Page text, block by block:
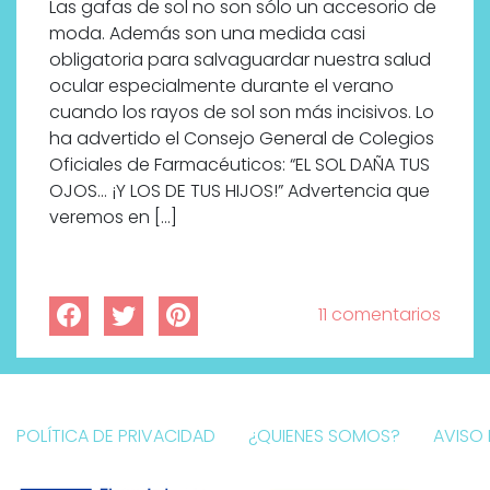
Las gafas de sol no son sólo un accesorio de
moda. Además son una medida casi
obligatoria para salvaguardar nuestra salud
ocular especialmente durante el verano
cuando los rayos de sol son más incisivos. Lo
ha advertido el Consejo General de Colegios
Oficiales de Farmacéuticos: “EL SOL DAÑA TUS
OJOS… ¡Y LOS DE TUS HIJOS!” Advertencia que
veremos en […]
11 comentarios
POLÍTICA DE PRIVACIDAD ¿QUIENES SOMOS? AVISO